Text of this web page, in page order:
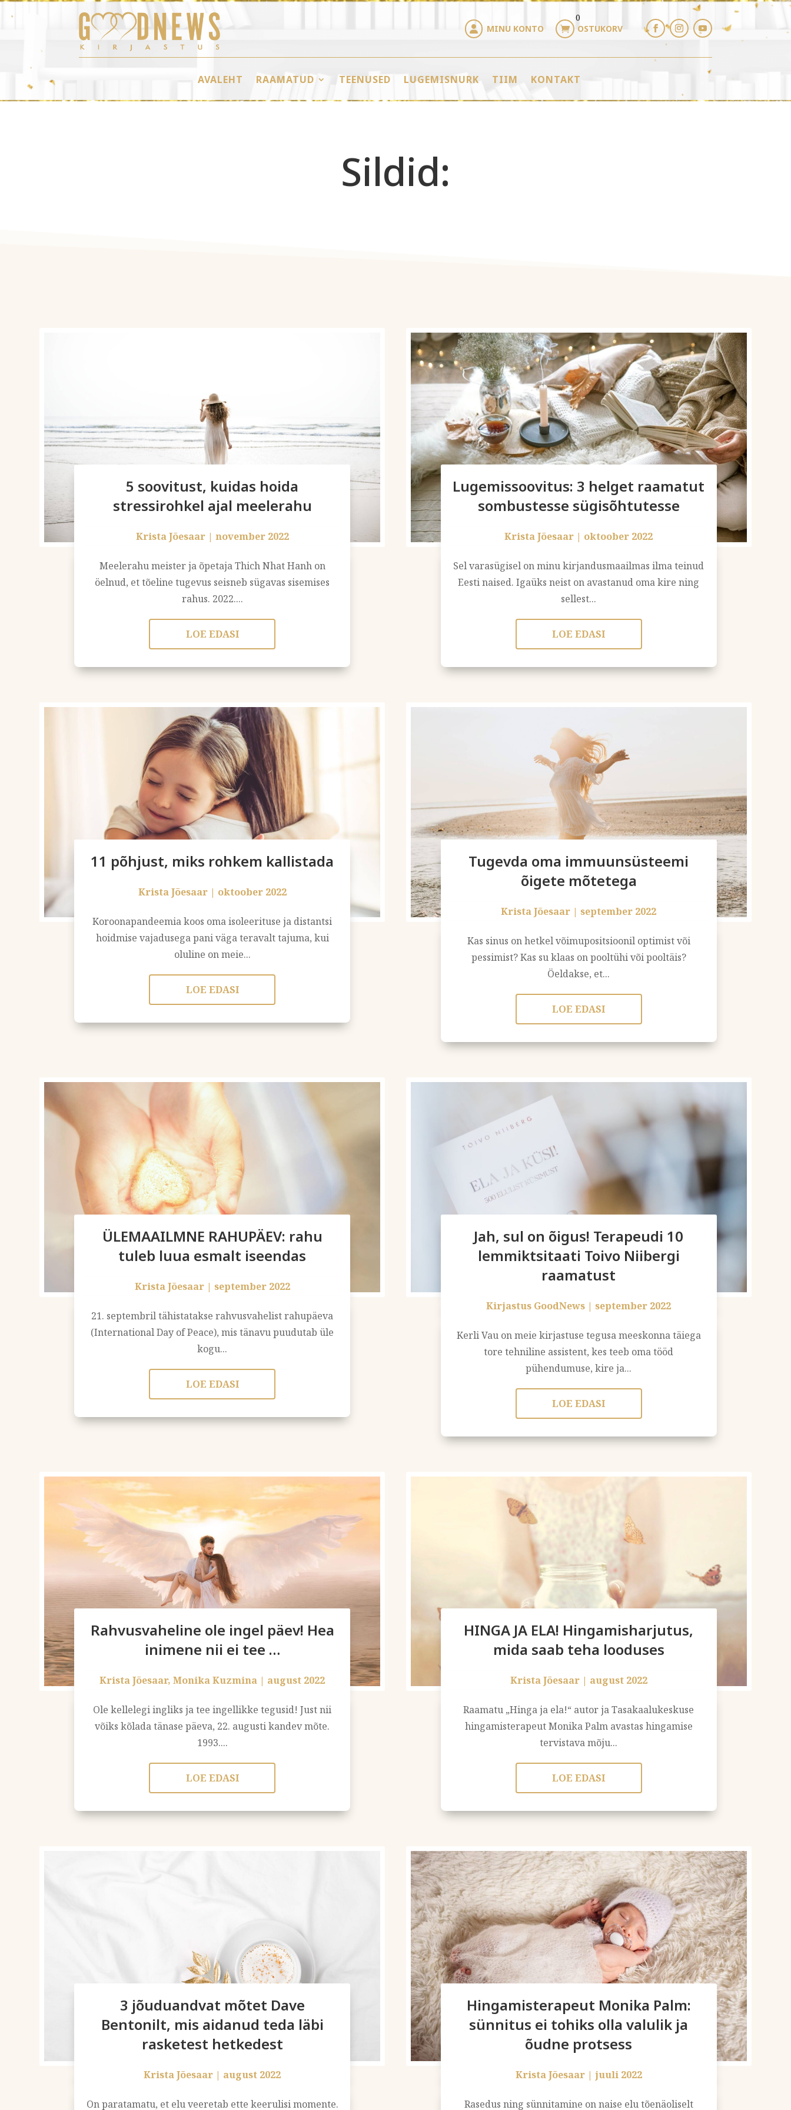
 MINU KONTO 
0
OSTUKORV
AVALEHT RAAMATUD TEENUSED LUGEMISNURK TIIM KONTAKT
Sildid:
5 soovitust, kuidas hoida
stressirohkel ajal meelerahu
Krista Jõesaar| november 2022
Meelerahu meister ja õpetaja Thich Nhat Hanh on
öelnud, et tõeline tugevus seisneb sügavas sisemises
rahus. 2022....
LOE EDASI
Lugemissoovitus: 3 helget raamatut
sombustesse sügisõhtutesse
Krista Jõesaar | oktoober 2022
Sel varasügisel on minu kirjandusmaailmas ilma teinud
Eesti naised. Igaüks neist on avastanud oma kire ning
sellest...
LOE EDASI
11 põhjust, miks rohkem kallistada
Krista Jõesaar| oktoober 2022
Koroonapandeemia koos oma isoleerituse ja distantsi
hoidmise vajadusega pani väga teravalt tajuma, kui
oluline on meie...
LOE EDASI
Tugevda oma immuunsüsteemi
õigete mõtetega
Krista Jõesaar | september 2022
Kas sinus on hetkel võimupositsioonil optimist või
pessimist? Kas su klaas on pooltühi või pooltäis?
Öeldakse, et...
LOE EDASI
ÜLEMAAILMNE RAHUPÄEV: rahu
tuleb luua esmalt iseendas
Krista Jõesaar| september 2022
21. septembril tähistatakse rahvusvahelist rahupäeva
(International Day of Peace), mis tänavu puudutab üle
kogu...
LOE EDASI
Jah, sul on õigus! Terapeudi 10
lemmiktsitaati Toivo Niibergi
raamatust
Kirjastus GoodNews | september 2022
Kerli Vau on meie kirjastuse tegusa meeskonna täiega
tore tehniline assistent, kes teeb oma tööd
pühendumuse, kire ja...
LOE EDASI
Rahvusvaheline ole ingel päev! Hea
inimene nii ei tee …
Krista Jõesaar,Monika Kuzmina | august 2022
Ole kellelegi ingliks ja tee ingellikke tegusid! Just nii
võiks kõlada tänase päeva, 22. augusti kandev mõte.
1993....
LOE EDASI
HINGA JA ELA! Hingamisharjutus,
mida saab teha looduses
Krista Jõesaar| august 2022
Raamatu „Hinga ja ela!“ autor ja Tasakaalukeskuse
hingamisterapeut Monika Palm avastas hingamise
tervistava mõju...
LOE EDASI
3 jõuduandvat mõtet Dave
Bentonilt, mis aidanud teda läbi
rasketest hetkedest
Krista Jõesaar | august 2022
On paratamatu, et elu veeretab ette keerulisi momente.
Hingamisterapeut Monika Palm:
sünnitus ei tohiks olla valulik ja
õudne protsess
Krista Jõesaar| juuli 2022
Rasedus ning sünnitamine on naise elu tõenäoliselt